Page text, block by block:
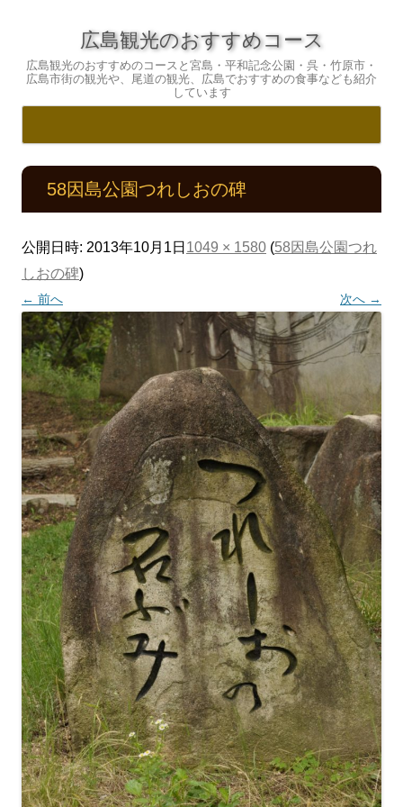
広島観光のおすすめコース
広島観光のおすすめのコースと宮島・平和記念公園・呉・竹原市・
広島市街の観光や、尾道の観光、広島でおすすめの食事なども紹介
しています
ン
ン
ツ
へ
キ
ッ
58因島公園つれしおの碑
公開日時: 2013年10月1日 1049 × 1580 (58因島公園つれ
しおの碑)
← 前へ 次へ →